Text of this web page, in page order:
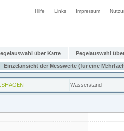
Hilfe Links Impressum
über Karte Pegelauswahl
Einzelansicht der Messwerte (für eine
Wasserstand